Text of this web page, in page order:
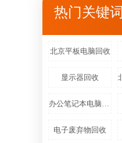
热门关键词
北京平板电脑回收
显示器回收
办公笔记本电脑回收
电子废弃物回收